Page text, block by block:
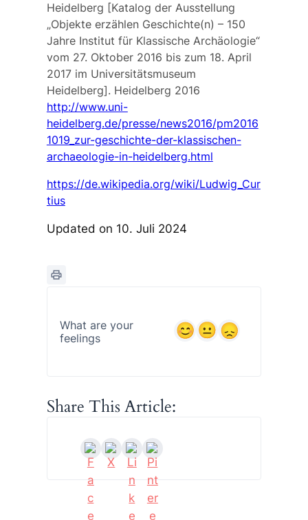
Heidelberg [Katalog der Ausstellung
„Objekte erzählen Geschichte(n) – 150
Jahre Institut für Klassische Archäologie“
vom 27. Oktober 2016 bis zum 18. April
2017 im Universitätsmuseum
Heidelberg]. Heidelberg 2016
http://www.uni-
heidelberg.de/presse/news2016/pm2016
1019_zur-geschichte-der-klassischen-
archaeologie-in-heidelberg.html
https://de.wikipedia.org/wiki/Ludwig_Cur
tius
Updated on 10. Juli 2024
What are your
feelings
Share This Article: